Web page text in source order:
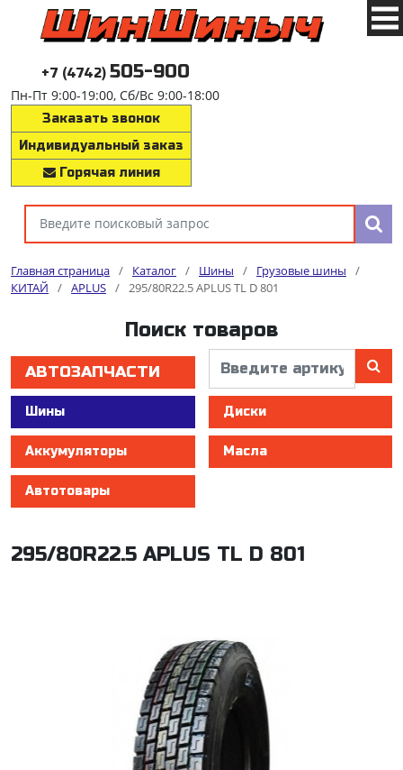
+7 (4742) 505-900
Пн-Пт 9:00-19:00, Сб/Вс 9:00-18:00
Заказать звонок
Индивидуальный заказ
Горячая линия
Главная страница / Каталог / Шины / Грузовые шины
/
КИТАЙ
/ APLUS / 295/80R22.5 APLUS TL D 801
Поиск товаров
АВТОЗАПЧАСТИ
Шины Диски
Аккумуляторы Масла
Автотовары
295/80R22.5 APLUS TL D 801